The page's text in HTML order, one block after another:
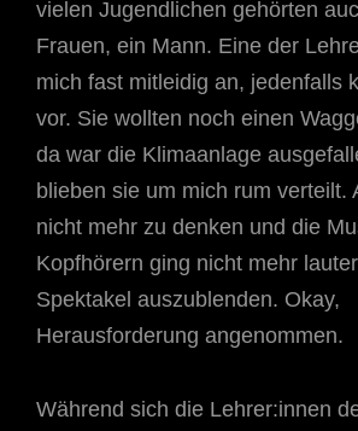
vielen Jugendlichen gehörten
Frauen, ein Mann. Eine der
mich fast mitleidig an, jedenfalls
vor. Sie wollten noch einen
da war die Klimaanlage
blieben sie um mich rum verteilt.
nicht mehr zu denken und die
Kopfhörern ging nicht mehr
Spektakel auszublenden. Okay,
Herausforderung angenommen.
Während sich die Lehrer:innen